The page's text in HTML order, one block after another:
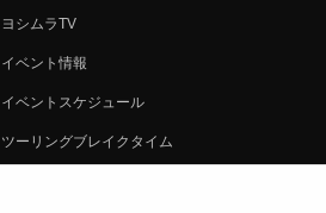
ヨシムラTV
イベント情報
イベントスケジュール
ツーリングブレイクタイム